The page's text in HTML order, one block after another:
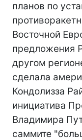
планов по
Восточной
предложения
другом
сделала
Кондолизза
инициатива
Владимира
саммите